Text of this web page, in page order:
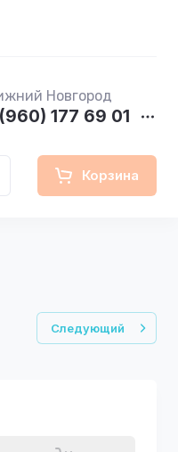
Новгород
177 69 01
Корзина
Следующий